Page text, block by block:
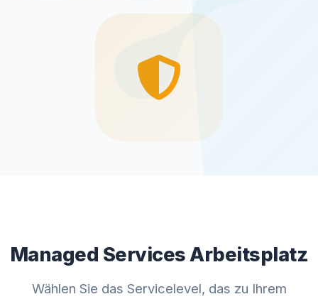
Managed Services Arbeitsplatz
Wählen Sie das Servicelevel, das zu Ihrem